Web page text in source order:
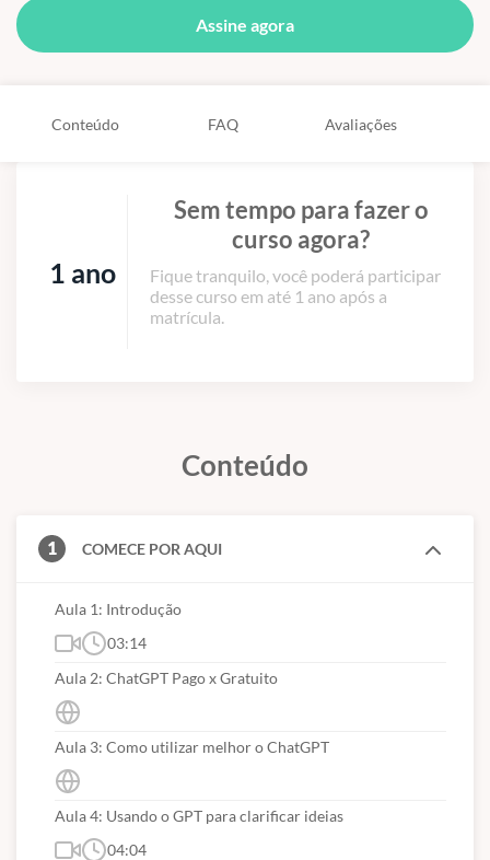
Assine agora
Conteúdo FAQ Avaliações
1 ano
Sem tempo para fazer o
curso agora?
Fique tranquilo, você poderá participar
desse curso em até 1 ano após a
matrícula.
Conteúdo
1 COMECE POR AQUI
Aula 1: Introdução
03:14
Aula 2: ChatGPT Pago x Gratuito
Aula 3: Como utilizar melhor o ChatGPT
Aula 4: Usando o GPT para clarificar ideias
04:04